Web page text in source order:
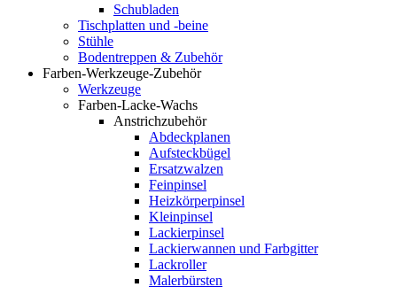
Schubladen
Tischplatten und -beine
Stühle
Bodentreppen & Zubehör
Farben-Werkzeuge-Zubehör
Werkzeuge
Farben-Lacke-Wachs
Anstrichzubehör
Abdeckplanen
Aufsteckbügel
Ersatzwalzen
Feinpinsel
Heizkörperpinsel
Kleinpinsel
Lackierpinsel
Lackierwannen und Farbgitter
Lackroller
Malerbürsten